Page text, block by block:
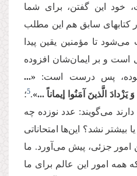
خود این گفتن، برای شما
کتابهای سابق هم این مطلب
می‌شود تا مؤمنین یقین پیدا
و بر ایمان‌شان افزوده
پس درست است: «...
یَزْدادَ الَّذینَ آمَنُوا إیماناً ...».
5؛
می‌گویند: عدد نوزده چه
بیشتر نشد؟ این‌ها امتحاناتی
امور جزئی، پیش می‌آورد. ما
همه امور این عالم برای ما